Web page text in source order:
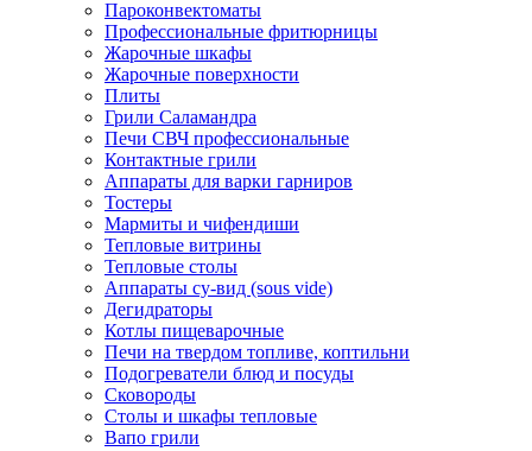
Пароконвектоматы
Профессиональные фритюрницы
Жарочные шкафы
Жарочные поверхности
Плиты
Грили Саламандра
Печи СВЧ профессиональные
Контактные грили
Аппараты для варки гарниров
Тостеры
Мармиты и чифендиши
Тепловые витрины
Тепловые столы
Аппараты су-вид (sous vide)
Дегидраторы
Котлы пищеварочные
Печи на твердом топливе, коптильни
Подогреватели блюд и посуды
Сковороды
Столы и шкафы тепловые
Вапо грили